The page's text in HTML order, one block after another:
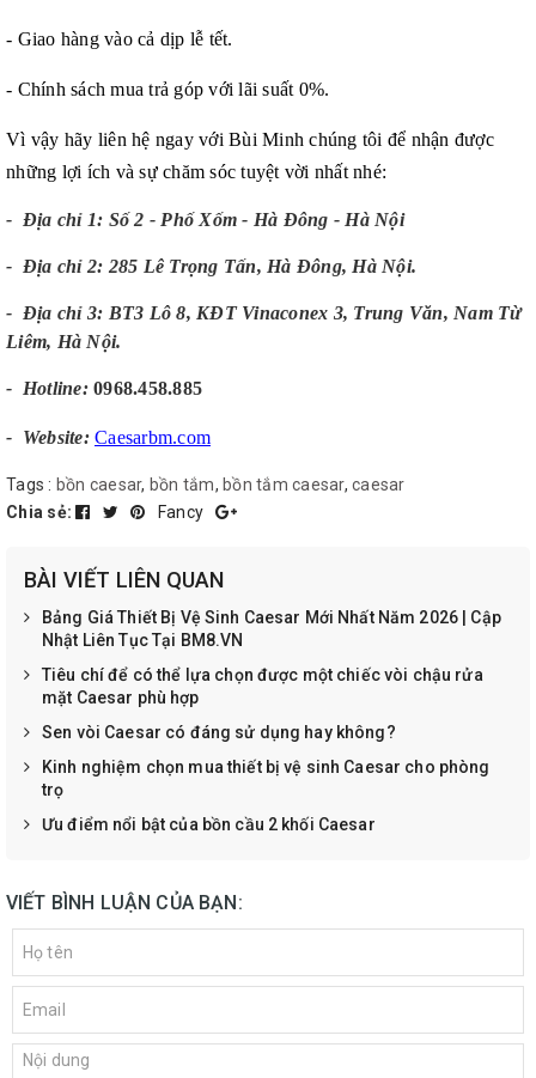
- Giao hàng vào cả dịp lễ tết.
- Chính sách mua trả góp với lãi suất 0%.
Vì vậy hãy liên hệ ngay với Bùi Minh chúng tôi để nhận được
những lợi ích và sự chăm sóc tuyệt vời nhất nhé:
- Địa chỉ 1: Số 2 - Phố Xốm - Hà Đông - Hà Nội
- Địa chỉ 2: 285 Lê Trọng Tấn, Hà Đông, Hà Nội.
- Địa chỉ 3: BT3 Lô 8, KĐT Vinaconex 3, Trung Văn, Nam Từ
Liêm, Hà Nội.
- Hotline:0968.458.885
- Website: Caesarbm.com
Tags : bồn caesar, bồn tắm, bồn tắm caesar, caesar
Chia sẻ:
Fancy
BÀI VIẾT LIÊN QUAN
Bảng Giá Thiết Bị Vệ Sinh Caesar Mới Nhất Năm 2026 | Cập
Nhật Liên Tục Tại BM8.VN
Tiêu chí để có thể lựa chọn được một chiếc vòi chậu rửa
mặt Caesar phù hợp
Sen vòi Caesar có đáng sử dụng hay không?
Kinh nghiệm chọn mua thiết bị vệ sinh Caesar cho phòng
trọ
Ưu điểm nổi bật của bồn cầu 2 khối Caesar
VIẾT BÌNH LUẬN CỦA BẠN: